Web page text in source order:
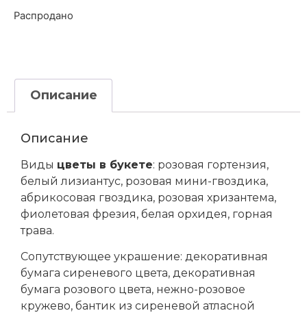
Распродано
Описание
Описание
Виды цветы в букете: розовая гортензия,
белый лизиантус, розовая мини-гвоздика,
абрикосовая гвоздика, розовая хризантема,
фиолетовая фрезия, белая орхидея, горная
трава.
Сопутствующее украшение: декоративная
бумага сиреневого цвета, декоративная
бумага розового цвета, нежно-розовое
кружево, бантик из сиреневой атласной